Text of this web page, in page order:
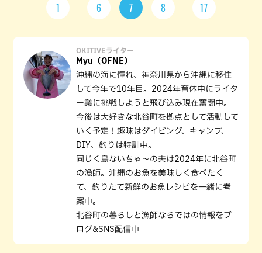
1 6 7 8 17
OKITIVEライター
Myu（OFNE）
沖縄の海に憧れ、神奈川県から沖縄に移住
して今年で10年目。2024年育休中にライタ
ー業に挑戦しようと飛び込み現在奮闘中。
今後は大好きな北谷町を拠点として活動して
いく予定！趣味はダイビング、キャンプ、
DIY、釣りは特訓中。
同じく島ないちゃ〜の夫は2024年に北谷町
の漁師。沖縄のお魚を美味しく食べたく
て、釣りたて新鮮のお魚レシピを一緒に考
案中。
北谷町の暮らしと漁師ならではの情報をブ
ログ&SNS配信中